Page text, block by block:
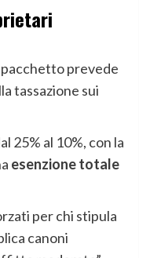
prevede
tassazione sui
25% al 10%, con la
esenzione totale
per chi stipula
canoni